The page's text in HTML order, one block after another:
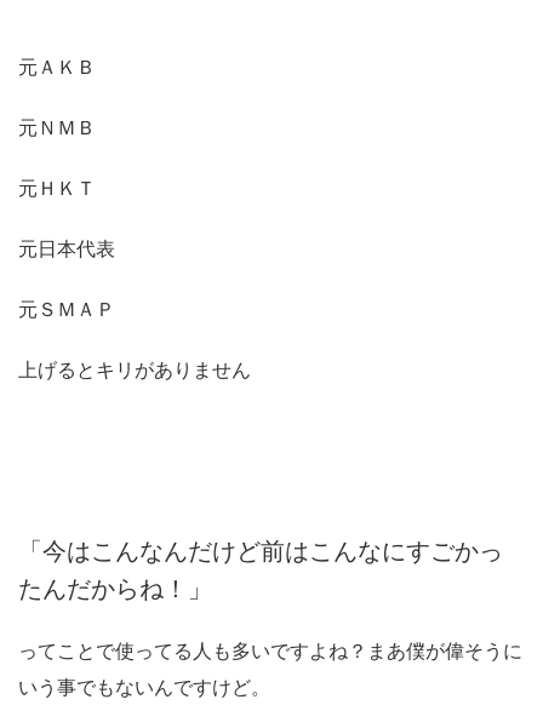
元ＡＫＢ
元ＮＭＢ
元ＨＫＴ
元日本代表
元ＳＭＡＰ
上げるとキリがありません
「今はこんなんだけど前はこんなにすごかっ
たんだからね！」
ってことで使ってる人も多いですよね？ まあ僕が偉そうに
いう事でもないんですけど。